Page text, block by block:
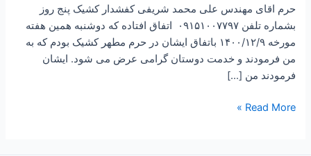
حرم اقای مهندس علی محمد شریفی کفشدار کشیک پنج روز
بشماره تلفن ۰۹۱۵۱۰۰۷۷۹۷ اتفاق افتاده که دوشنبه همین هفته
مورخه ۱۴۰۰/۱۲/۹ باتفاق ایشان در حرم مطهر کشیک بودم که به
من فرمودند و خدمت دوستان گرامی عرض می شود. ایشان
فرمودند من […]
Read More »